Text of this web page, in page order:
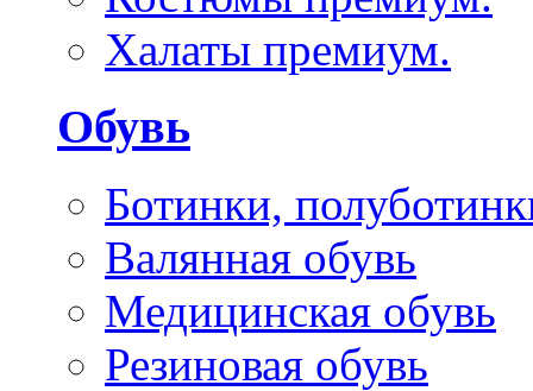
Халаты премиум.
Обувь
Ботинки,
Валянная обувь
Медицинская обувь
Резиновая обувь